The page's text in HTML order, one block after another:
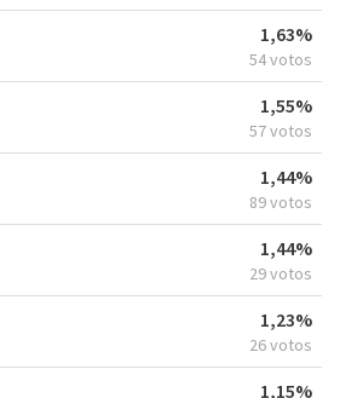
1,63%
54 votos
1,55%
57 votos
1,44%
89 votos
1,44%
29 votos
1,23%
26 votos
1,15%